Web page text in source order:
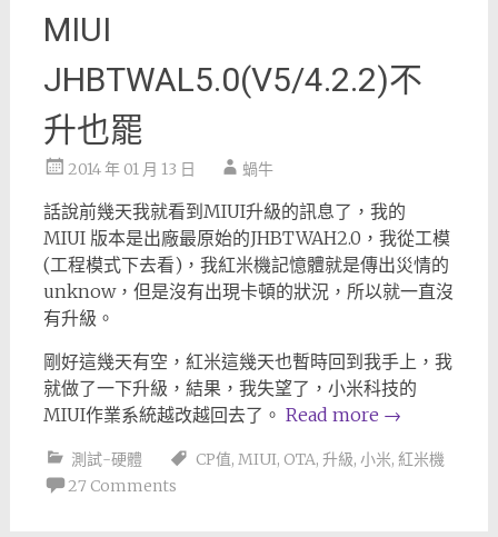
MIUI
JHBTWAL5.0(V5/4.2.2)不
升也罷
2014 年 01 月 13 日 蝸牛
話說前幾天我就看到MIUI升級的訊息了，我的
MIUI 版本是出廠最原始的JHBTWAH2.0，我從工模
(工程模式下去看)，我紅米機記憶體就是傳出災情的
unknow，但是沒有出現卡頓的狀況，所以就一直沒
有升級。
剛好這幾天有空，紅米這幾天也暫時回到我手上，我
就做了一下升級，結果，我失望了，小米科技的
MIUI作業系統越改越回去了。 Read more →
測試-硬體 CP值, MIUI, OTA, 升級, 小米, 紅米機
27 Comments